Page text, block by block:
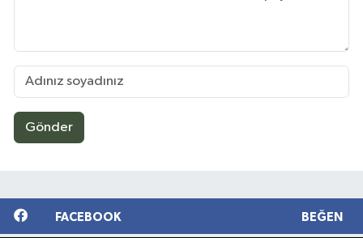
Gönder
FACEBOOK BEĞEN